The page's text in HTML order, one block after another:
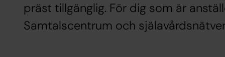
präst tillgänglig. För dig som är
Samtalscentrum och